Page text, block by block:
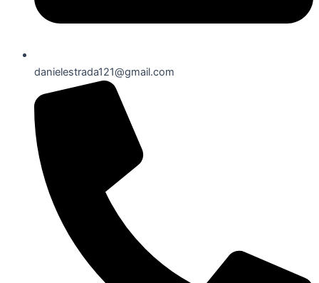
danielestrada121@gmail.com